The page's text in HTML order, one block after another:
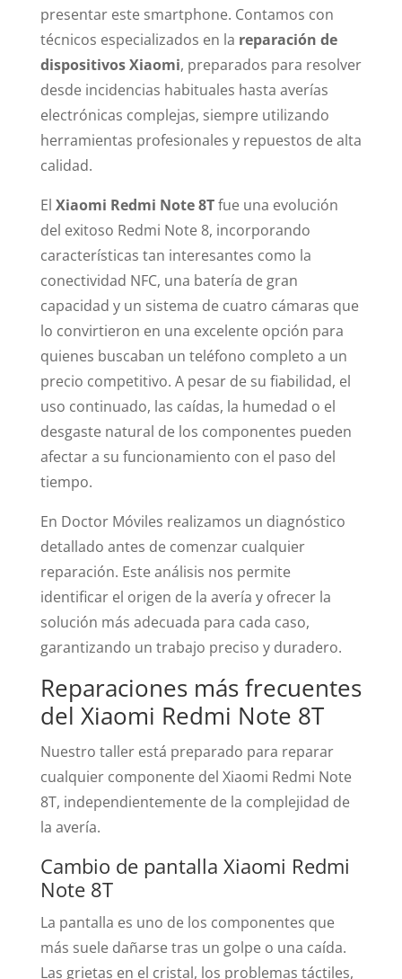
presentar este smartphone. Contamos con
técnicos especializados en la reparación de
dispositivos Xiaomi, preparados para resolver
desde incidencias habituales hasta averías
electrónicas complejas, siempre utilizando
herramientas profesionales y repuestos de alta
calidad.
El Xiaomi Redmi Note 8Tfue una evolución
del exitoso Redmi Note 8, incorporando
características tan interesantes como la
conectividad NFC, una batería de gran
capacidad y un sistema de cuatro cámaras que
lo convirtieron en una excelente opción para
quienes buscaban un teléfono completo a un
precio competitivo. A pesar de su fiabilidad, el
uso continuado, las caídas, la humedad o el
desgaste natural de los componentes pueden
afectar a su funcionamiento con el paso del
tiempo.
En Doctor Móviles realizamos un diagnóstico
detallado antes de comenzar cualquier
reparación. Este análisis nos permite
identificar el origen de la avería y ofrecer la
solución más adecuada para cada caso,
garantizando un trabajo preciso y duradero.
Reparaciones más frecuentes
del Xiaomi Redmi Note 8T
Nuestro taller está preparado para reparar
cualquier componente del Xiaomi Redmi Note
8T, independientemente de la complejidad de
la avería.
Cambio de pantalla Xiaomi Redmi
Note 8T
La pantalla es uno de los componentes que
más suele dañarse tras un golpe o una caída.
Las grietas en el cristal, los problemas táctiles,